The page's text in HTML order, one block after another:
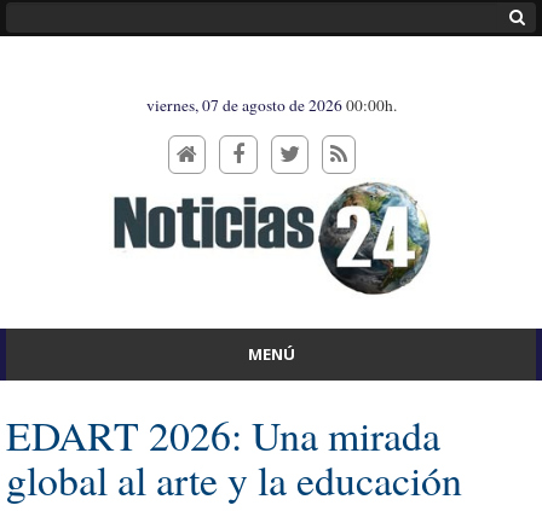
viernes, 07 de agosto de 202600:00h.
MENÚ
EDART 2026: Una mirada
global al arte y la educación